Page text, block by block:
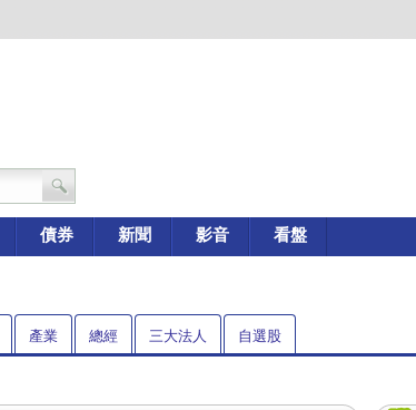
債券 新聞 影音 看盤
產業 總經 三大法人 自選股